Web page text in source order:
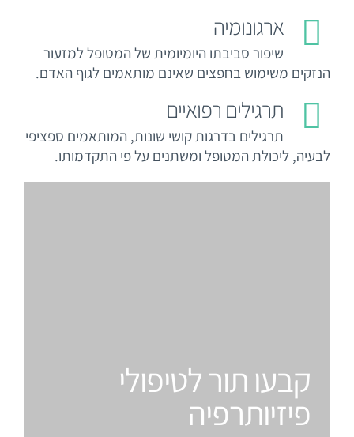
ארגונומיה
שיפור סביבתו היומיומית של המטופל למזעור
הנזקים משימוש בחפצים שאינם מותאמים לגוף האדם.
תרגילים רפואיים
תרגילים בדרגות קושי שונות, המותאמים ספציפי
לבעיה, ליכולת המטופל ומשתנים על פי התקדמותו.
קבעו תור לטיפולי
פיזיותרפיה